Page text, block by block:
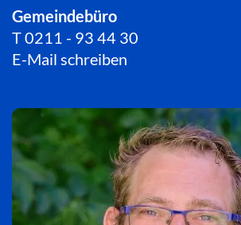
Gemeindebüro
T0211 - 93 44 30
E-Mail schreiben